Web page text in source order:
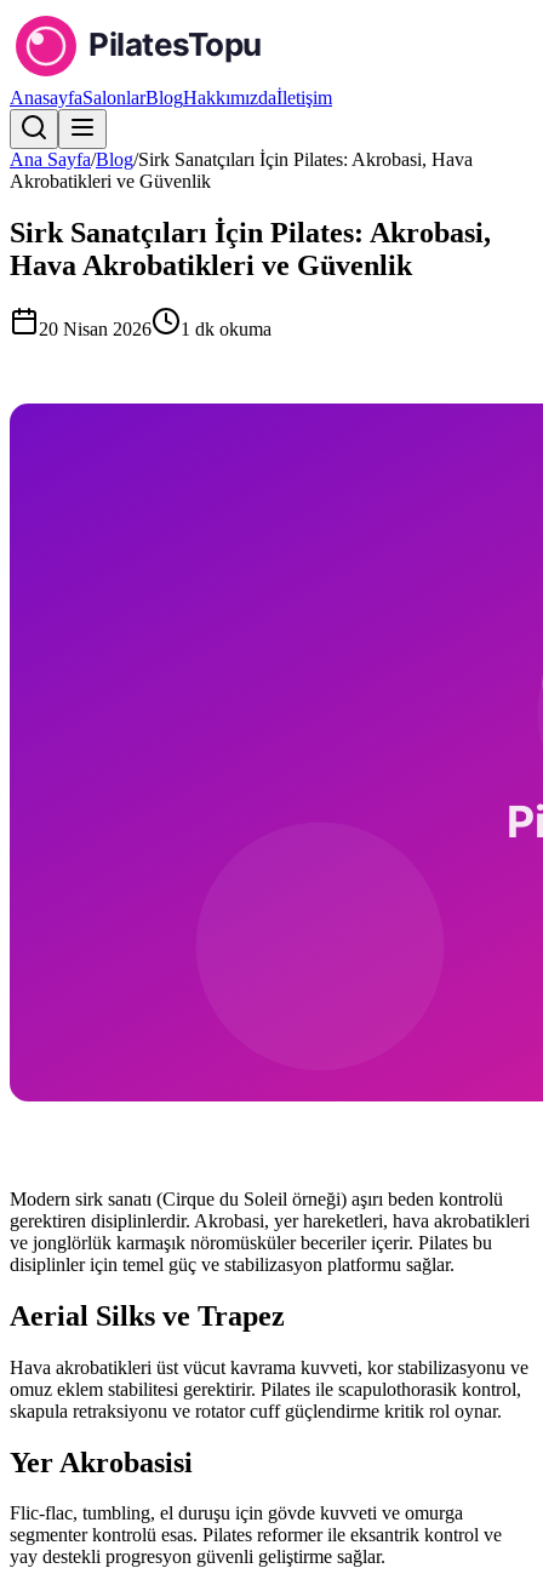
AnasayfaSalonlarBlogHakkımızdaİletişim
Ana Sayfa/Blog/Sirk Sanatçıları İçin Pilates: Akrobasi, Hava
Akrobatikleri ve Güvenlik
Sirk Sanatçıları İçin Pilates: Akrobasi,
Hava Akrobatikleri ve Güvenlik
20 Nisan 2026 1 dk okuma
Modern sirk sanatı (Cirque du Soleil örneği) aşırı beden kontrolü
gerektiren disiplinlerdir. Akrobasi, yer hareketleri, hava akrobatikleri
ve jonglörlük karmaşık nöromüsküler beceriler içerir. Pilates bu
disiplinler için temel güç ve stabilizasyon platformu sağlar.
Aerial Silks ve Trapez
Hava akrobatikleri üst vücut kavrama kuvveti, kor stabilizasyonu ve
omuz eklem stabilitesi gerektirir. Pilates ile scapulothorasik kontrol,
skapula retraksiyonu ve rotator cuff güçlendirme kritik rol oynar.
Yer Akrobasisi
Flic-flac, tumbling, el duruşu için gövde kuvveti ve omurga
segmenter kontrolü esas. Pilates reformer ile eksantrik kontrol ve
yay destekli progresyon güvenli geliştirme sağlar.